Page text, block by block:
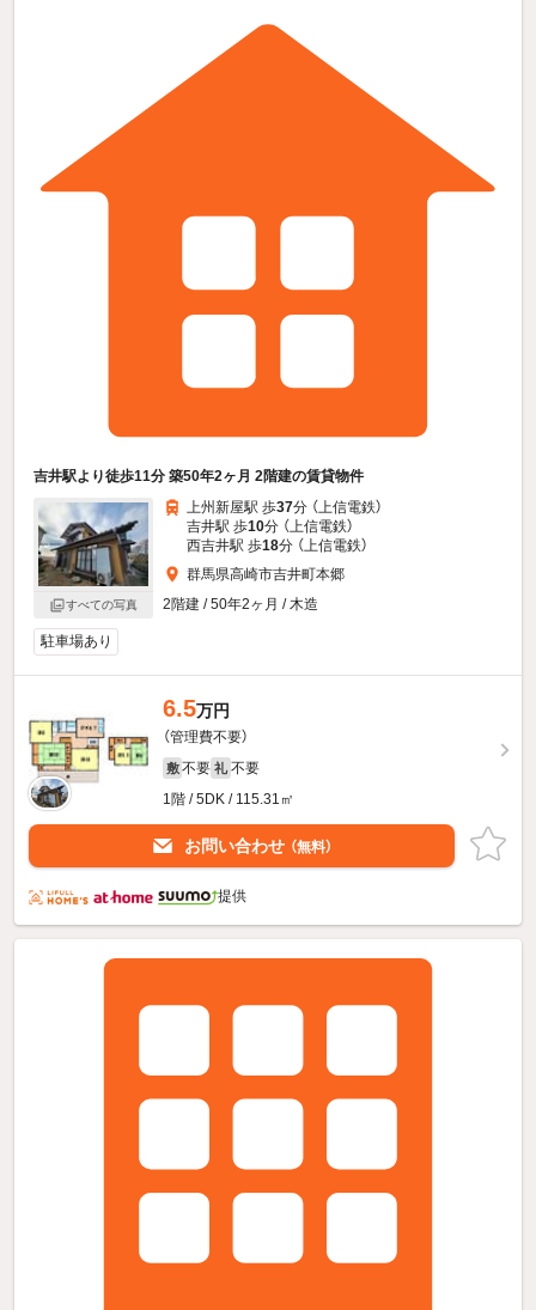
吉井駅より徒歩11分 築50年2ヶ月 2階建の賃貸物件
すべての写真
上州新屋駅 歩37分 （上信電鉄）
吉井駅 歩10分 （上信電鉄）
西吉井駅 歩18分 （上信電鉄）
群馬県高崎市吉井町本郷
2階建 / 50年2ヶ月 / 木造
駐車場あり
6.5万円
（管理費不要）
敷 不要 礼 不要
1階 / 5DK / 115.31㎡
お問い合わせ （無料）
提供